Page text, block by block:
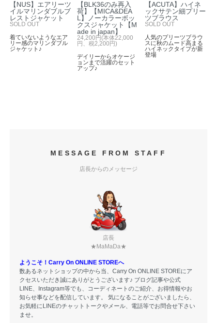
【NUS】エアリーツ
イルマリンダブルブ
レストジャケット
SOLD OUT
着ていないようなエア
リー感のマリンダブル
ジャケット♪
【BLK36のみ再入
荷】【MICA&DEA
L】ノーカラーボッ
クスジャケット【M
ade in japan】
24,200円(本体22,000
円、税2,200円)
デイリーからオケージ
ョンまで活躍のセット
アップ♪
【ACUTA】ハイネ
ックサテン細プリー
ツブラウス
SOLD OUT
人気のプリーツブラウ
スに秋のムード高まる
ハイネックタイプが新
登場
MESSAGE FROM STAFF
店長からのメッセージ
店長
★MaMaDa★
ようこそ！Carry On ONLINE STOREへ
数あるネットショップの中から当、Carry On ONLINE STOREにア
クセスいただき誠にありがとうございます♪ ブログ記事や公式
LINE、Instagram等でも、コーディネートのご紹介、お得情報やお
知らせ事などを配信しています。 気になることがございましたら、
お気軽にLINEのチャットトークやメール、電話等でお問合せ下さい
ませ。